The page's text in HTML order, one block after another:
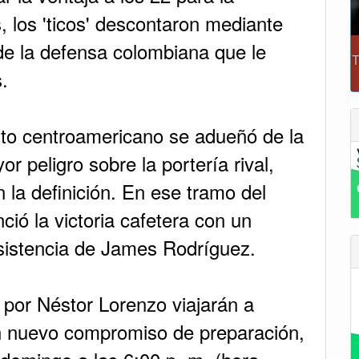
los 'ticos' descontaron mediante
la defensa colombiana que le
centroamericano se adueñó de la
peligro sobre la portería rival,
la definición. En ese tramo del
la victoria cafetera con un
de James Rodríguez.
Néstor Lorenzo viajarán a
compromiso de preparación,